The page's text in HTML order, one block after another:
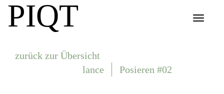
Toggle
PIQT
zurück zur Übersicht
lance
Posieren #02